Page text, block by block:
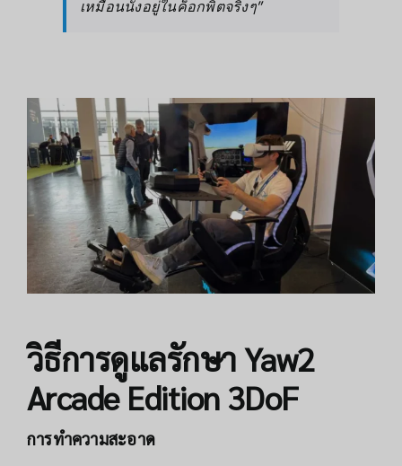
เหมือนนั่งอยู่ในค็อกพิตจริงๆ”
วิธีการดูแลรักษา Yaw2
Arcade Edition 3DoF
การทำความสะอาด